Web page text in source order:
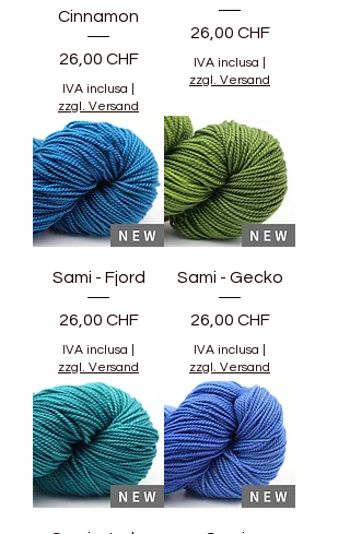
Cinnamon
Prezzo
26,00 CHF
IVA inclusa
zzgl. Versand
Prezzo
26,00 CHF
IVA inclusa
zzgl. Versand
Sami - Fjord
Prezzo
26,00 CHF
IVA inclusa
zzgl. Versand
Sami - Gecko
Prezzo
26,00 CHF
IVA inclusa
zzgl. Versand